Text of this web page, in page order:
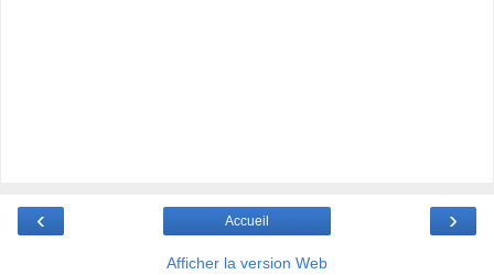
‹ ›
Accueil
Afficher la version Web